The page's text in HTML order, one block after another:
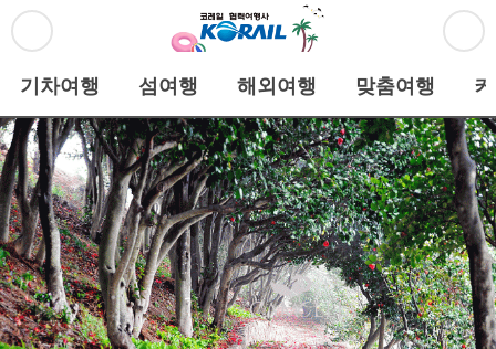
기차여행 섬여행 해외여행 맞춤여행